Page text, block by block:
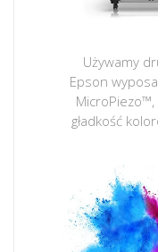
Używamy
Epson
gładkość